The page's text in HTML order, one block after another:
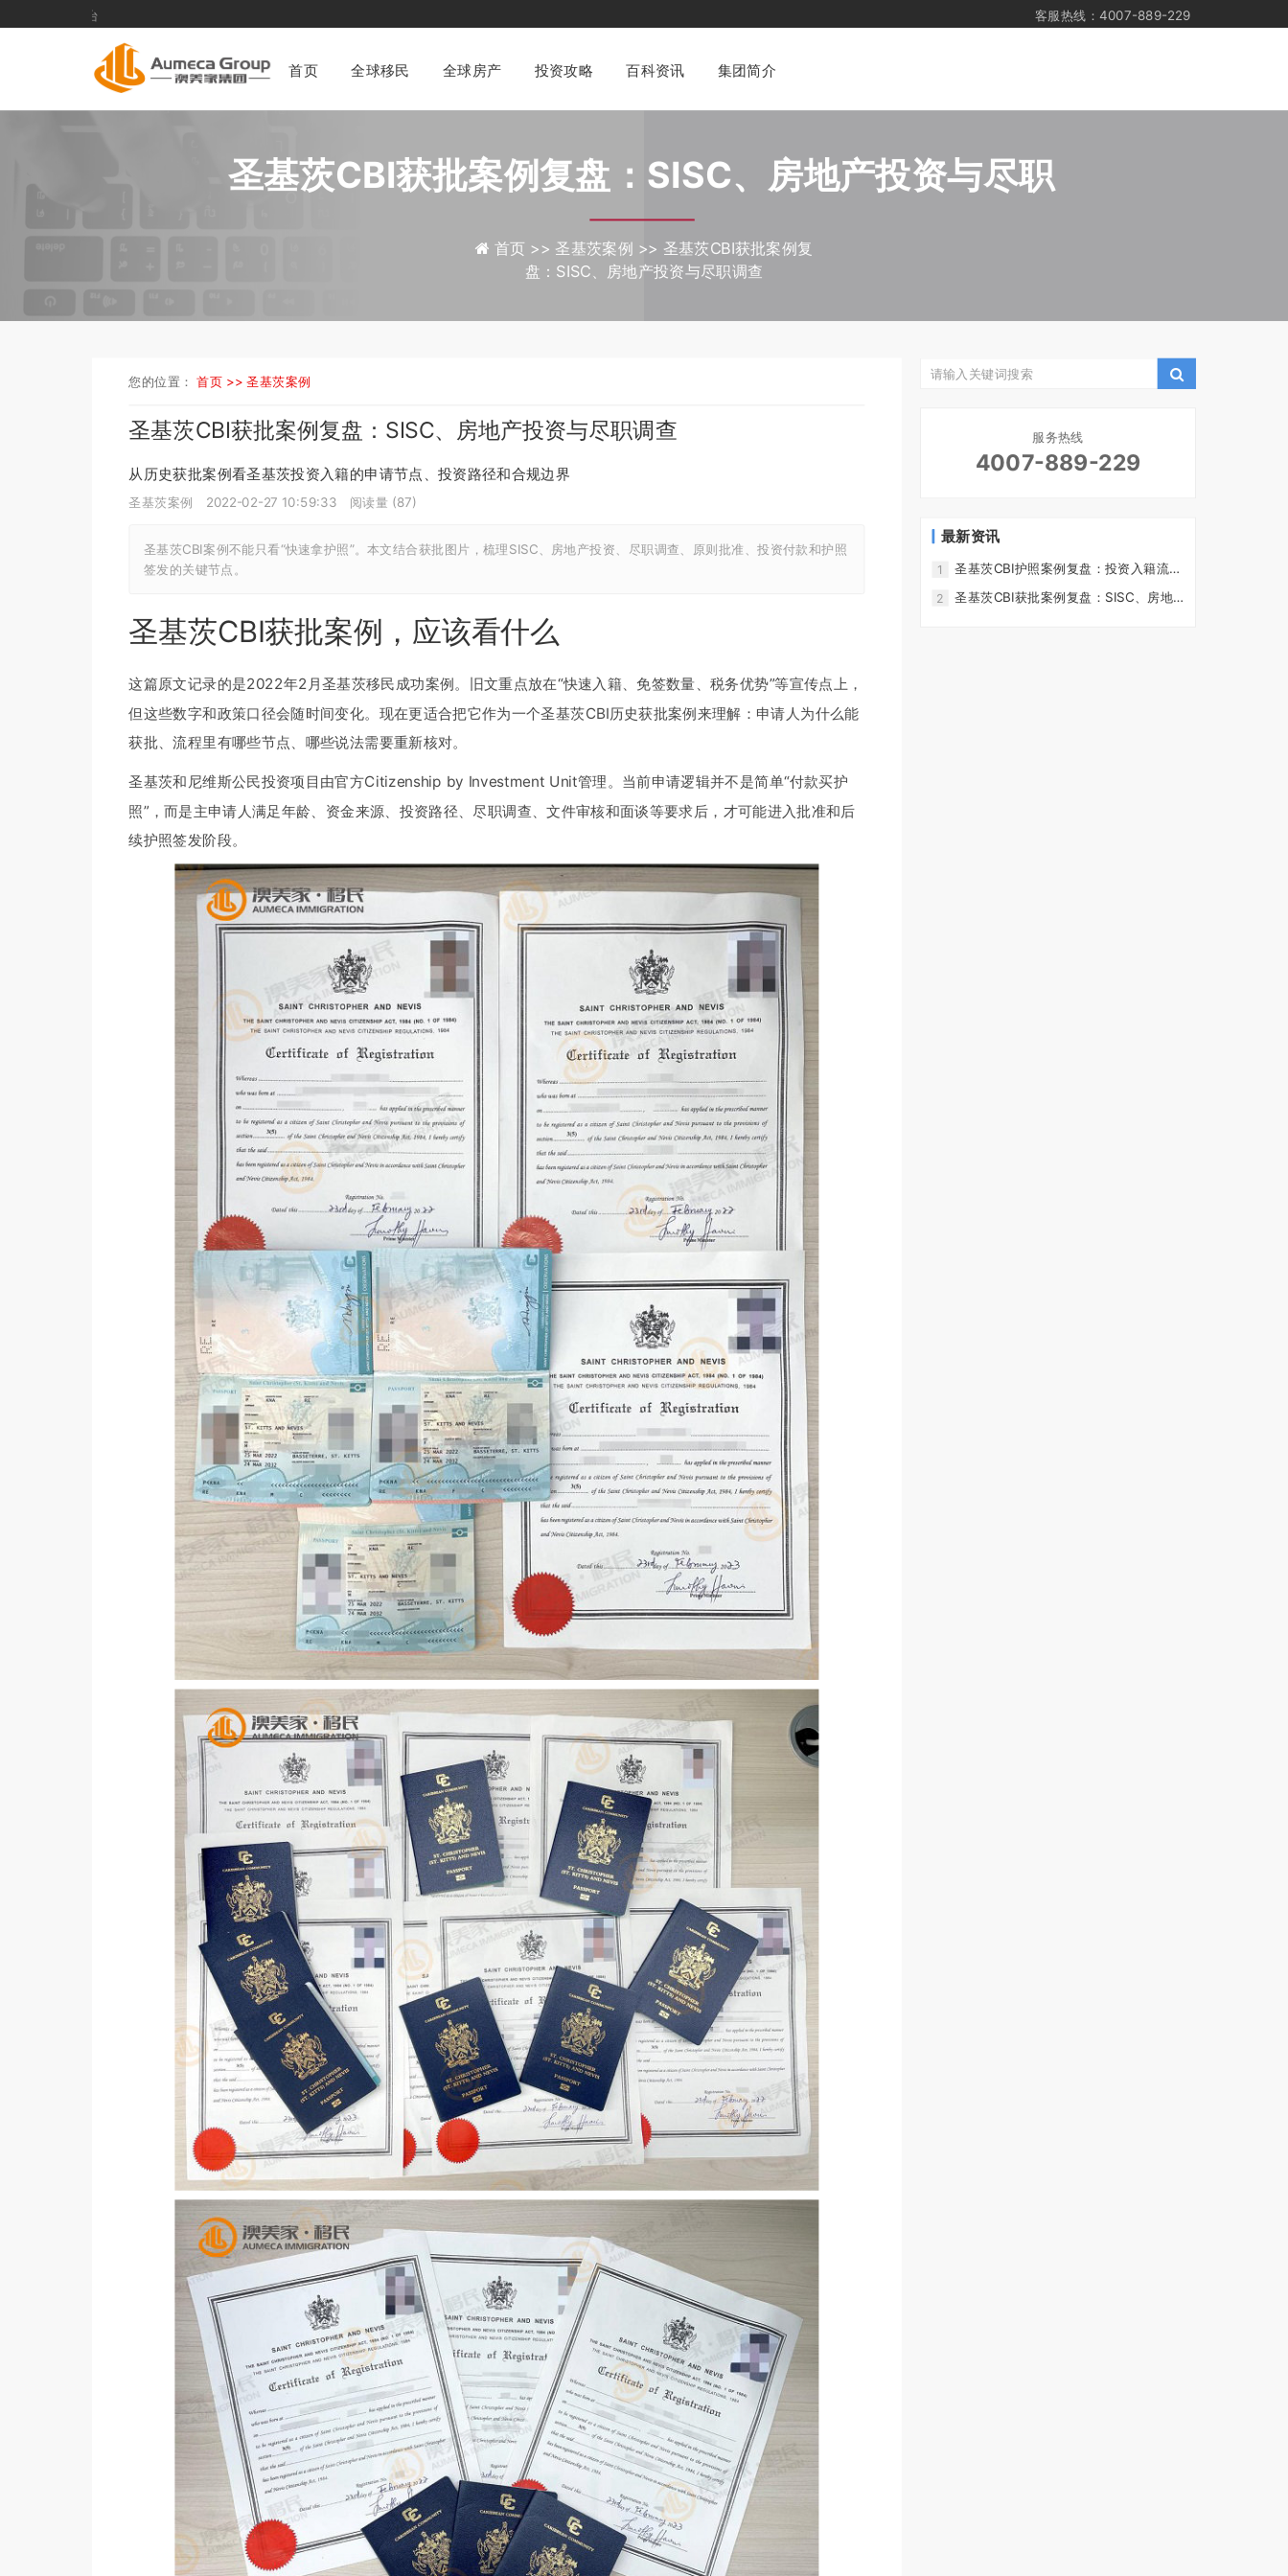
首页 全球移民 全球房产 投资攻略 百科资讯 集团简介
客服热线：4007-889-229
首页 >> 圣基茨案例 >> 圣基茨CBI获批案例复
盘：SISC、房地产投资与尽职调查
圣基茨CBI获批案例复盘：SISC、房地产投资与尽职
调查
您的位置：首页 >>圣基茨案例
圣基茨CBI获批案例复盘：SISC、房地产投资与尽职调查
从历史获批案例看圣基茨投资入籍的申请节点、投资路径和合规边界
圣基茨案例 2022-02-27 10:59:33 阅读量 (87)
圣基茨CBI案例不能只看“快速拿护照”。本文结合获批图片，梳理SISC、房地产投资、尽职调查、原则批准、投资付款和护照
签发的关键节点。
圣基茨CBI获批案例，应该看什么
这篇原文记录的是2022年2月圣基茨移民成功案例。旧文重点放在“快速入籍、免签数量、税务优势”等宣传点上，
但这些数字和政策口径会随时间变化。现在更适合把它作为一个圣基茨CBI历史获批案例来理解：申请人为什么能
获批、流程里有哪些节点、哪些说法需要重新核对。
圣基茨和尼维斯公民投资项目由官方Citizenship by Investment Unit管理。当前申请逻辑并不是简单“付款买护
照”，而是主申请人满足年龄、资金来源、投资路径、尽职调查、文件审核和面谈等要求后，才可能进入批准和后
续护照签发阶段。
服务热线
4007-889-229
最新资讯
1
圣基茨CBI护照案例复盘：投资入籍流
2 圣基茨CBI获批案例复盘：SISC、房地